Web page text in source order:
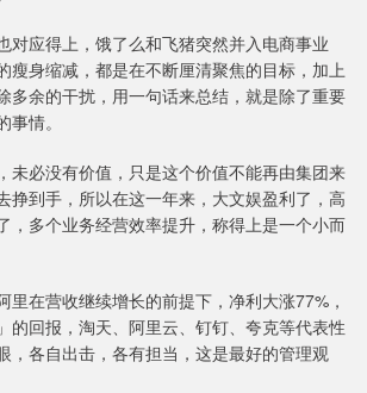
对应得上，饿了么和飞猪突然并入电商事业
瘦身缩减，都是在不断厘清聚焦的目标，加上
多余的干扰，用一句话来总结，就是除了重要
情。
未必没有价值，只是这个价值不能再由集团来
挣到手，所以在这一年来，大文娱盈利了，高
，多个业务经营效率提升，称得上是一个小而
里在营收继续增长的前提下，净利大涨77%，
的回报，淘天、阿里云、钉钉、夸克等代表性
，各自出击，各有担当，这是最好的管理观